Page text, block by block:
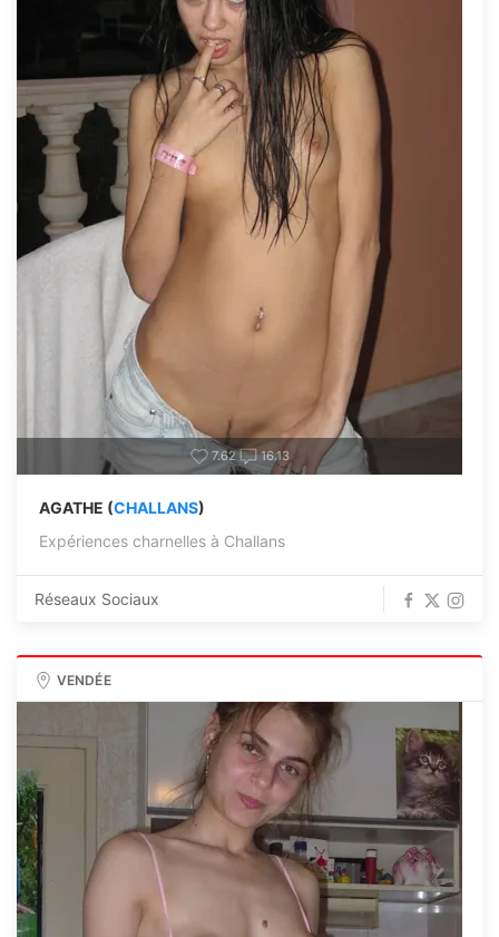
7.62 16.13
AGATHE (CHALLANS)
Expériences charnelles à Challans
Réseaux Sociaux
VENDÉE